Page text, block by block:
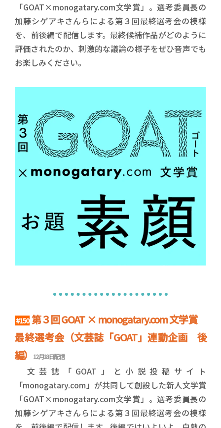
「GOAT×monogatary.com文学賞」。選考委員長の
加藤シゲアキさんらによる第３回最終選考会の模様
を、前後編で配信します。最終候補作品がどのように
評価されたのか、刺激的な議論の様子をぜひ音声でも
お楽しみください。
#150 第３回 GOAT × monogatary.com 文学賞
最終選考会（文芸誌「GOAT」連動企画 後
編）
12月18日配信
文芸誌「GOAT」と小説投稿サイト
「monogatary.com」が共同して創設した新人文学賞
「GOAT×monogatary.com文学賞」。選考委員長の
加藤シゲアキさんらによる第３回最終選考会の模様